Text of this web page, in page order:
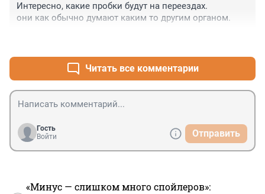
Интересно, какие пробки будут на переездах.
они как обычно думают каким то другим органом.
Читать все комментарии
Гость
Войти
Отправить
«Минус — слишком много спойлеров»: